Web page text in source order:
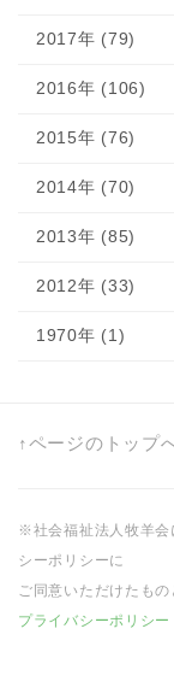
2017年 (79)
2016年 (106)
2015年 (76)
2014年 (70)
2013年 (85)
2012年 (33)
1970年 (1)
↑ページのトップ
※社会福祉法人牧羊会
シーポリシーに
ご同意いただけたもの
プライバシーポリシー